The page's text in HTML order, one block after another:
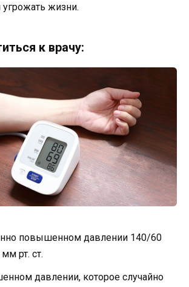
жизни.
к врачу:
повышенном давлении 140/60
рт. ст.
давлении, которое случайно